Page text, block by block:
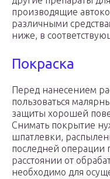
производящие
различными
ниже, в
Покраска
Перед нанесением
пользоваться
защиты хорошей
Снимать покрытие
шпатлевки,
последней операции
расстоянии от
необходимо для